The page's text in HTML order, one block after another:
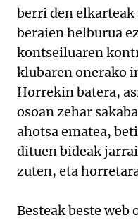
berri den
beraien helburua
kontseiluaren
klubaren onerako
Horrekin batera,
osoan zehar
ahotsa ematea,
dituen bideak
zuten, eta
Besteak beste web